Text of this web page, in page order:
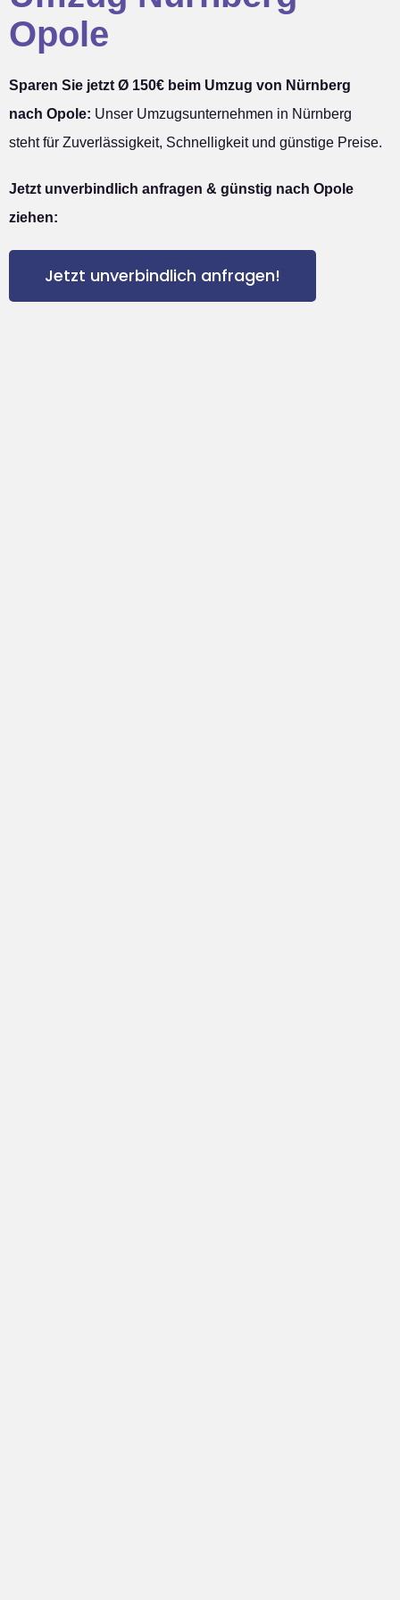
Opole
Sparen Sie jetzt Ø 150€ beim Umzug von Nürnberg
nach Opole: Unser Umzugsunternehmen in Nürnberg
steht für Zuverlässigkeit, Schnelligkeit und günstige Preise.
Jetzt unverbindlich anfragen & günstig nach Opole
ziehen:
Jetzt unverbindlich anfragen!